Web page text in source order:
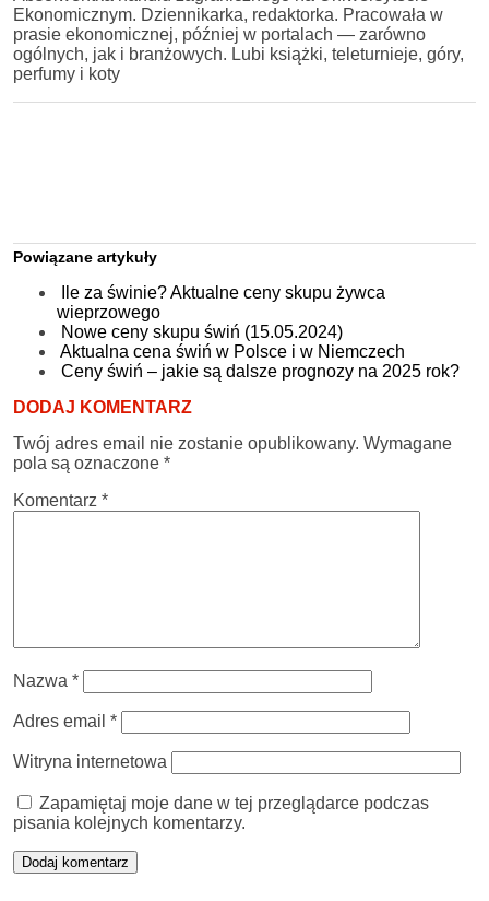
Ekonomicznym. Dziennikarka, redaktorka. Pracowała w
prasie ekonomicznej, później w portalach — zarówno
ogólnych, jak i branżowych. Lubi książki, teleturnieje, góry,
perfumy i koty
Powiązane artykuły
Ile za świnie? Aktualne ceny skupu żywca
wieprzowego
Nowe ceny skupu świń (15.05.2024)
Aktualna cena świń w Polsce i w Niemczech
Ceny świń – jakie są dalsze prognozy na 2025 rok?
DODAJ KOMENTARZ
Twój adres email nie zostanie opublikowany. Wymagane
pola są oznaczone *
Komentarz *
Nazwa *
Adres email *
Witryna internetowa
Zapamiętaj moje dane w tej przeglądarce podczas
pisania kolejnych komentarzy.